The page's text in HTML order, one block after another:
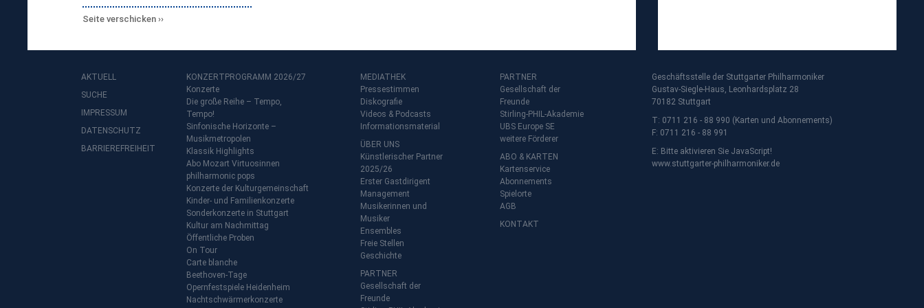
Seite verschicken
AKTUELL
SUCHE
IMPRESSUM
DATENSCHUTZ
BARRIEREFREIHEIT
KONZERTPROGRAMM 2026/27
Konzerte
Die große Reihe – Tempo,
Tempo!
Sinfonische Horizonte –
Musikmetropolen
Klassik Highlights
Abo Mozart Virtuosinnen
philharmonic pops
Konzerte der Kulturgemeinschaft
Kinder- und Familienkonzerte
Sonderkonzerte in Stuttgart
Kultur am Nachmittag
Öffentliche Proben
On Tour
Carte blanche
Beethoven-Tage
Opernfestspiele Heidenheim
Nachtschwärmerkonzerte
MEDIATHEK
Pressestimmen
Diskografie
Videos & Podcasts
Informationsmaterial
ÜBER UNS
Künstlerischer Partner
2025/26
Erster Gastdirigent
Management
Musikerinnen und
Musiker
Ensembles
Freie Stellen
Geschichte
PARTNER
Gesellschaft der
Freunde
PARTNER
Gesellschaft der
Freunde
Stirling-PHIL-Akademie
UBS Europe SE
weitere Förderer
ABO & KARTEN
Kartenservice
Abonnements
Spielorte
AGB
KONTAKT
Geschäftsstelle der Stuttgarter Philharmoniker
Gustav-Siegle-Haus, Leonhardsplatz 28
70182 Stuttgart
T: 0711 216 - 88 990 (Karten und Abonnements)
F: 0711 216 - 88 991
E: Bitte aktivieren Sie JavaScript!
www.stuttgarter-philharmoniker.de